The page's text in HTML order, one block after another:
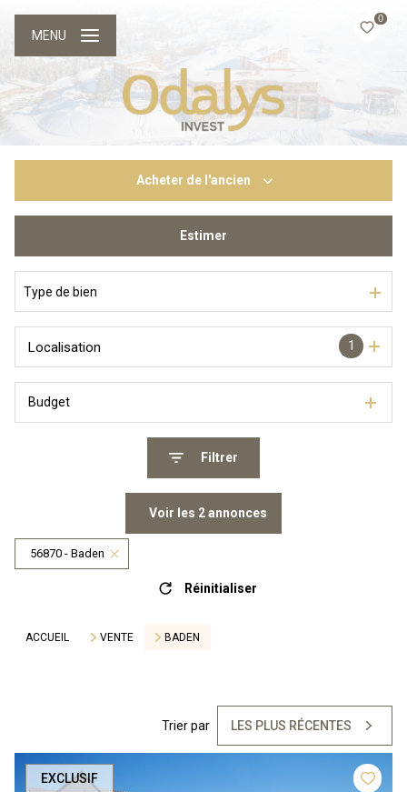
0
MENU
Acheter de l'ancien
Du neuf
Estimer
Type de bien
1
Localisation
Budget
Filtrer
Voir les 2annonces
56870 - Baden
Réinitialiser
ACCUEIL VENTE BADEN
Trier par LES PLUS RÉCENTES
EXCLUSIF